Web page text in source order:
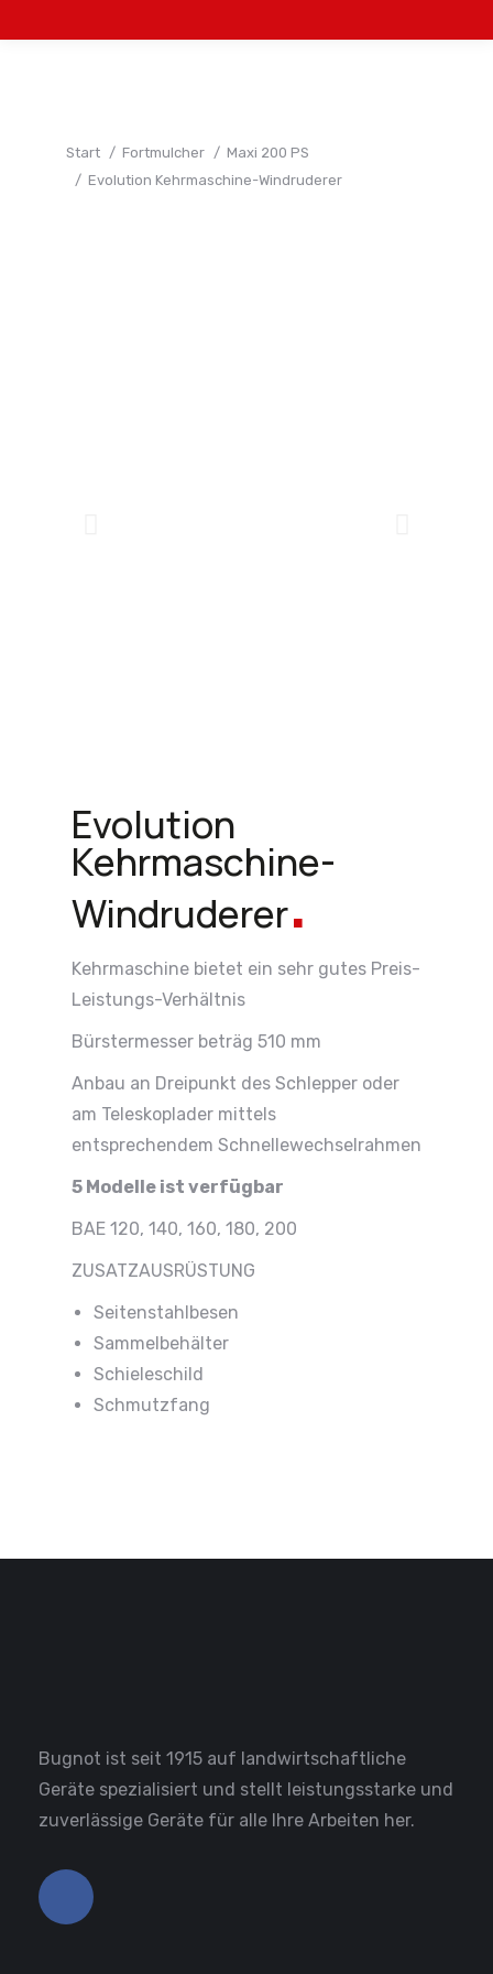
Sie befinden sich hier:
Start Fortmulcher
Maxi 200 PS
Evolution Kehrmaschine-Windruderer
Evolution
Kehrmaschine-
Windruderer.
Kehrmaschine bietet ein sehr gutes Preis-
Leistungs-Verhältnis
Bürstermesser beträg 510 mm
Anbau an Dreipunkt des Schlepper oder
am Teleskoplader mittels
entsprechendem Schnellewechselrahmen
5 Modelle ist verfügbar
BAE 120, 140, 160, 180, 200
ZUSATZAUSRÜSTUNG
Seitenstahlbesen
Sammelbehälter
Schieleschild
Schmutzfang
Bugnot ist seit 1915 auf landwirtschaftliche
Geräte spezialisiert und stellt leistungsstarke und
zuverlässige Geräte für alle Ihre Arbeiten her.